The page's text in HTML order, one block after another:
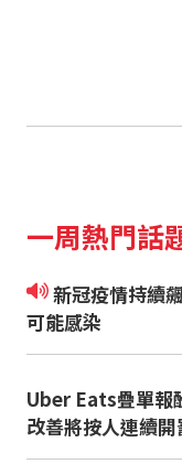
一周熱門話
新冠疫情持續飆升 常見八大症狀 沒發燒也
可能感染
Uber Eats疊單報
改善將按人連續開